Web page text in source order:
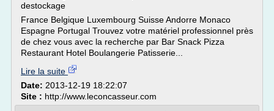
destockage
France Belgique Luxembourg Suisse Andorre Monaco
Espagne Portugal Trouvez votre matériel professionnel près
de chez vous avec la recherche par Bar Snack Pizza
Restaurant Hotel Boulangerie Patisserie...
Lire la suite
Date: 2013-12-19 18:22:07
Site : http://www.leconcasseur.com